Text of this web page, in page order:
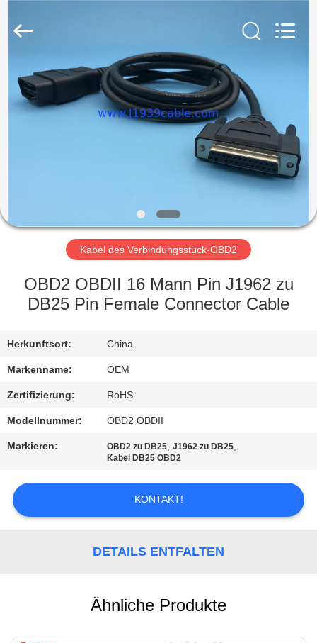
HAUS
PRODUKTE
FABRIK-
AUSFLUG
QUALITÄTSKONTROLLE
TRETEN
SIE
MIT
UNS
IN
VERBINDUNG
FORDERN
Rights
Kabel des Verbindungsstück-OBD2
OBD2 OBDII 16 Mann Pin J1962 zu
DB25 Pin Female Connector Cable
Herkunftsort: China
Markenname: OEM
Zertifizierung: RoHS
Modellnummer: OBD2 OBDII
Markieren: OBD2 zu DB25,J1962 zu DB25,
Kabel DB25 OBD2
KONTAKT!
DETAILS ENTFALTEN
Ähnliche Produkte